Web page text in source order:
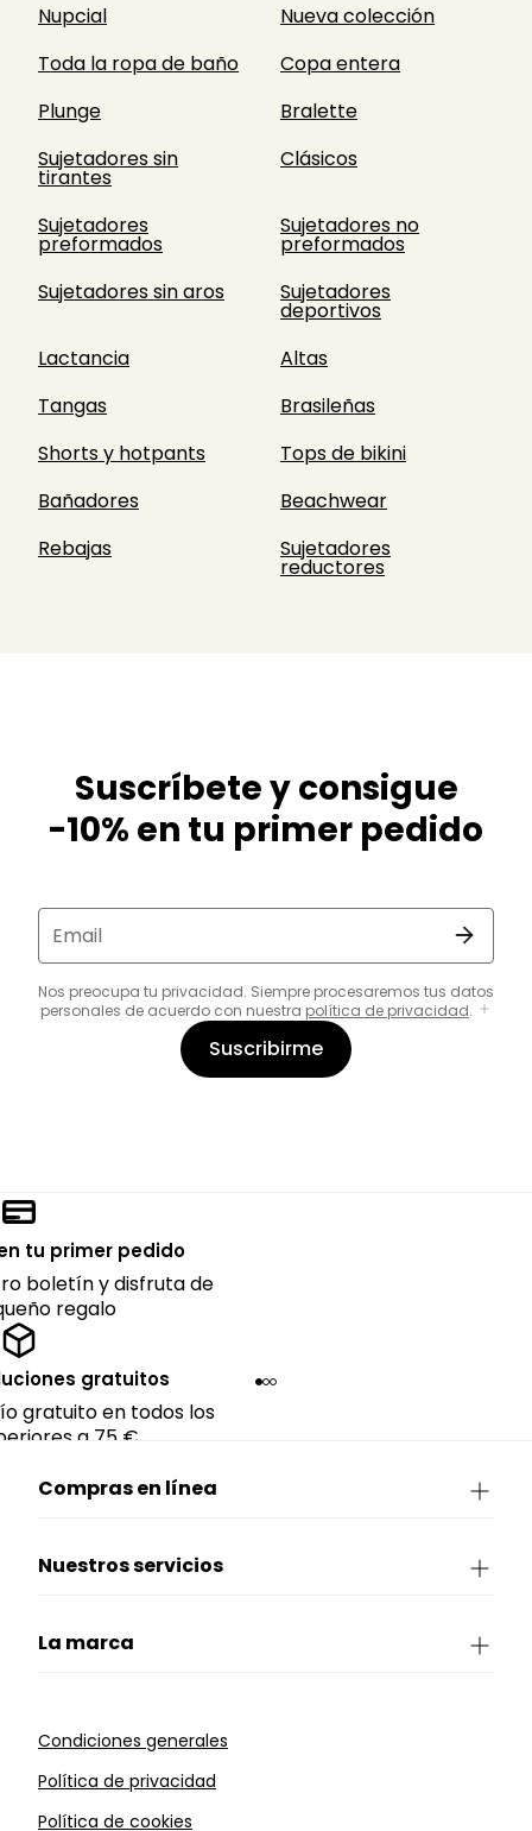
Nupcial
Nueva colección
Toda la ropa de baño
Copa entera
Plunge
Bralette
Sujetadores sin
tirantes
Clásicos
Sujetadores
preformados
Sujetadores no
preformados
Sujetadores sin aros
Sujetadores
deportivos
Lactancia
Altas
Tangas
Brasileñas
Shorts y hotpants
Tops de bikini
Bañadores
Beachwear
Rebajas
Sujetadores
reductores
Suscríbete y consigue
-10% en tu primer pedido
Email
Nos preocupa tu privacidad. Siempre procesaremos tus datos
personales de acuerdo con nuestra política de privacidad.
Suscribirme
tu primer pedido
boletín y disfruta de
regalo
gratuitos
gratuito en todos los
a 75 €.
Compras en línea
Nuestros servicios
La marca
Condiciones generales
Política de privacidad
Política de cookies